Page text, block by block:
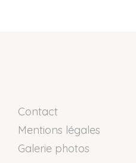
Contact
Mentions légales
Galerie photos